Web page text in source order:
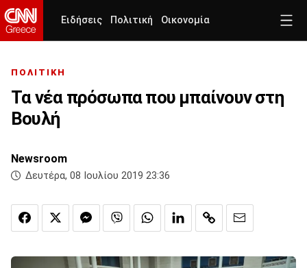
Ειδήσεις Πολιτική Οικονομία
ΠΟΛΙΤΙΚΗ
Τα νέα πρόσωπα που μπαίνουν στη
Βουλή
Newsroom
Δευτέρα, 08 Ιουλίου 2019 23:36